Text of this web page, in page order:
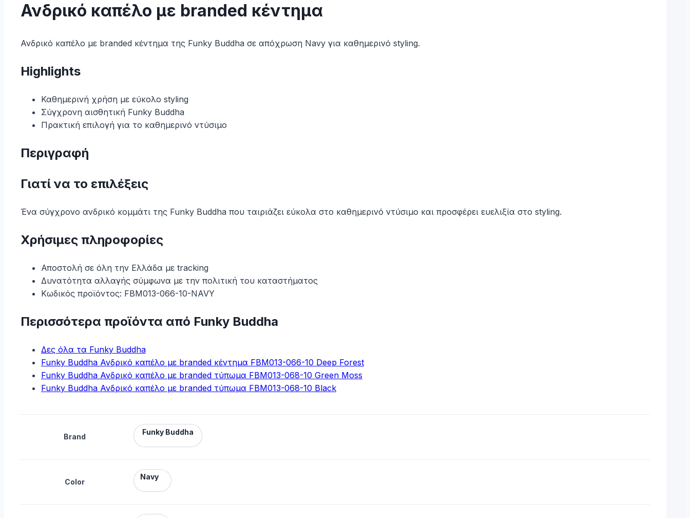
Ανδρικό καπέλο με branded κέντημα
Ανδρικό καπέλο με branded κέντημα της Funky Buddha σε απόχρωση Navy για καθημερινό styling.
Highlights
Καθημερινή χρήση με εύκολο styling
Σύγχρονη αισθητική Funky Buddha
Πρακτική επιλογή για το καθημερινό ντύσιμο
Περιγραφή
Γιατί να το επιλέξεις
Ένα σύγχρονο ανδρικό κομμάτι της Funky Buddha που ταιριάζει εύκολα στο καθημερινό ντύσιμο και προσφέρει ευελιξία στο styling.
Χρήσιμες πληροφορίες
Αποστολή σε όλη την Ελλάδα με tracking
Δυνατότητα αλλαγής σύμφωνα με την πολιτική του καταστήματος
Κωδικός προϊόντος: FBM013-066-10-NAVY
Περισσότερα προϊόντα από Funky Buddha
Δες όλα τα Funky Buddha
Funky Buddha Ανδρικό καπέλο με branded κέντημα FBM013-066-10 Deep Forest
Funky Buddha Ανδρικό καπέλο με branded τύπωμα FBM013-068-10 Green Moss
Funky Buddha Ανδρικό καπέλο με branded τύπωμα FBM013-068-10 Black
Brand
Funky Buddha
Color
Navy